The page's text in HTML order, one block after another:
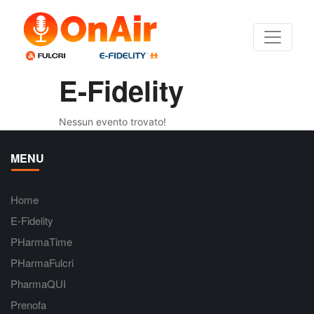
E-Fidelity
Nessun evento trovato!
MENU
Home
E-Fidelity
PHarmaTime
PHarmaFulcri
PharmaQUI
Prenofa